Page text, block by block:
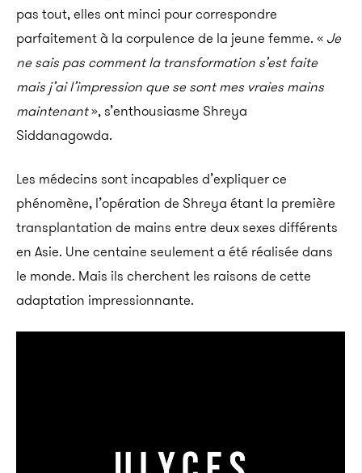
pas tout, elles ont minci pour correspondre
parfaitement à la corpulence de la jeune femme. « Je
ne sais pas comment la transformation s’est faite
mais j’ai l’impression que se sont mes vraies mains
maintenant», s’enthousiasme Shreya
Siddanagowda.
Les médecins sont incapables d’expliquer ce
phénomène, l’opération de Shreya étant la première
transplantation de mains entre deux sexes différents
en Asie. Une centaine seulement a été réalisée dans
le monde. Mais ils cherchent les raisons de cette
adaptation impressionnante.